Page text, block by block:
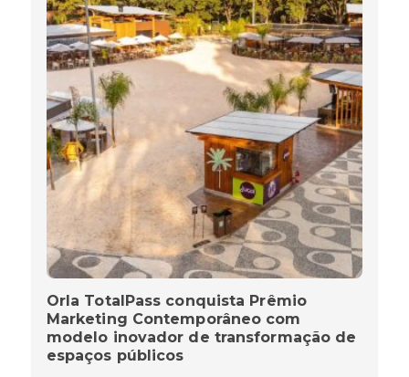
Orla TotalPass conquista Prêmio
Marketing Contemporâneo com
modelo inovador de transformação de
espaços públicos